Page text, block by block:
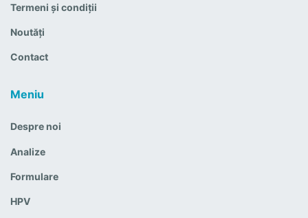
Termeni și condiții
Noutăți
Contact
Meniu
Despre noi
Analize
Formulare
HPV